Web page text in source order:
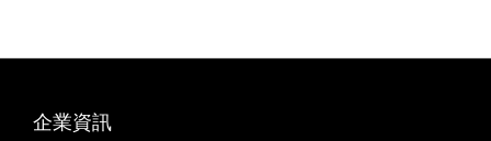
企業資訊